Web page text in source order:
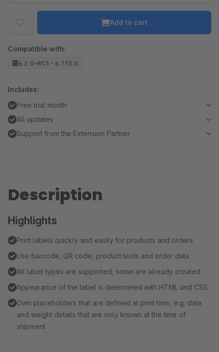
Add to cart
Compatible with:
6.2.0-RC1 - 6.7.13.0
Includes:
Free trial month
All updates
Support from the Extension Partner
Description
Highlights
Print labels quickly and easily for products and orders
Use barcode, QR code, product texts and order data
All label types are supported, some are already created
Appearance of the label is determined with HTML and CSS
Own placeholders that are defined at print time, e.g. date
and weight details that are only known at the time of
shipment